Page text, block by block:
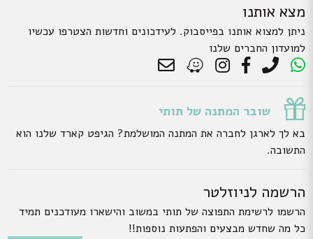
מצא אותנו
ניתן למצוא אותנו בפייסבוק. לעידכונים וחדשות הצטרפו עכשיו
למועדון החברים שלנו
שובר המתנה של תותי
בא לך לארגן לחברה את המתנה המושלמת? הגיפט קארד שלנו הוא
התשובה.
הרשמה לניוזלטר
הרשמו לרשימת התפוצה של תותי במשוב והישארו מעודכנים תמיד
כל מה שחדש מבצעים והפתעות נוספות!!